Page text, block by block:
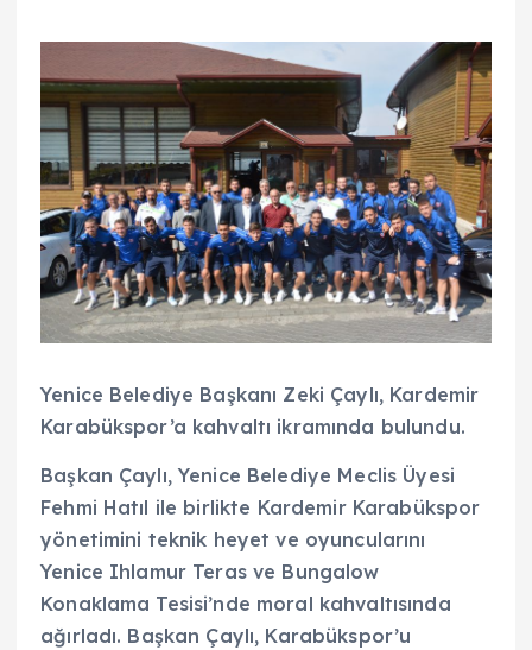
Yenice Belediye Başkanı Zeki Çaylı, Kardemir
Karabükspor’a kahvaltı ikramında bulundu.
Başkan Çaylı, Yenice Belediye Meclis Üyesi
Fehmi Hatıl ile birlikte Kardemir Karabükspor
yönetimini teknik heyet ve oyuncularını
Yenice Ihlamur Teras ve Bungalow
Konaklama Tesisi’nde moral kahvaltısında
ağırladı. Başkan Çaylı, Karabükspor’u